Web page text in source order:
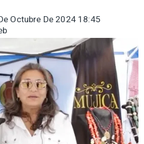
Octubre De 2024 18:45